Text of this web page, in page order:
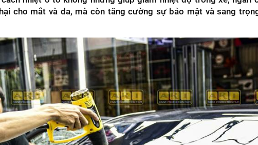
cho mắt và da, mà còn tăng cường sự bảo mật và sang